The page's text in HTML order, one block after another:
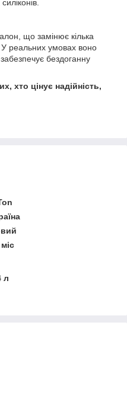
що замінює кілька
У реальних умовах воно
забезпечує бездоганну
хто цінує надійність,
л